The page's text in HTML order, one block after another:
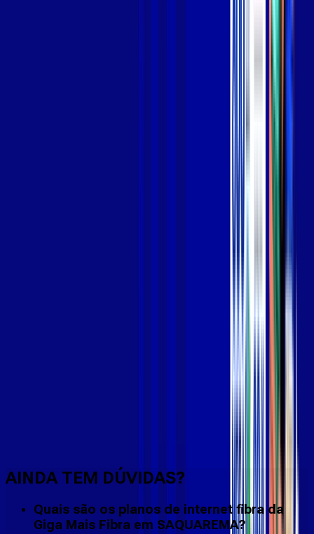
AINDA TEM DÚVIDAS?
Quais são os planos de internet fibra da
Giga Mais Fibra em SAQUAREMA?